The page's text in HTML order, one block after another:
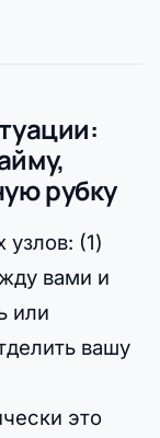
рубку
узлов: (1)
вами и
или
вашу
это